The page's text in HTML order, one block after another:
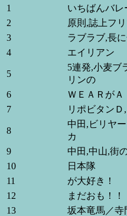
1
いちばんバ
2
原則,誌上フ
3
ラブラブ,長
4
エイリアン
5
5連発,小麦ブ
リンの
6
ＷＥＡＲが
7
リポビタン
8
中田,ビリヤ
カ
9
中田,中山,街
10
日本隊
11
が大好き！
12
まだおも！！
13
坂本竜馬／